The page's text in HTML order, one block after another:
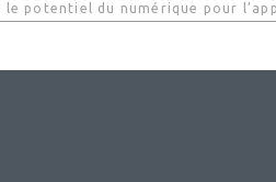
le potentiel du numérique pour